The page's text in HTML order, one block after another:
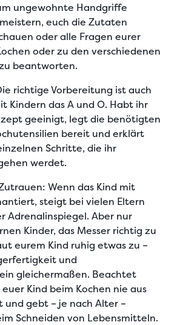
ungewohnte Handgriffe
euch die Zutaten
oder alle Fragen eurer
oder zu den verschiedenen
beantworten.
richtige Vorbereitung ist auch
Kindern das A und O. Habt ihr
geeinigt, legt die benötigten
bereit und erklärt
Schritte, die ihr
werdet.
Wenn das Kind mit
steigt bei vielen Eltern
Adrenalinspiegel. Aber nur
Kinder, das Messer richtig zu
eurem Kind ruhig etwas zu –
und
gleichermaßen. Beachtet
Kind beim Kochen nie aus
und gebt – je nach Alter –
Schneiden von Lebensmitteln.